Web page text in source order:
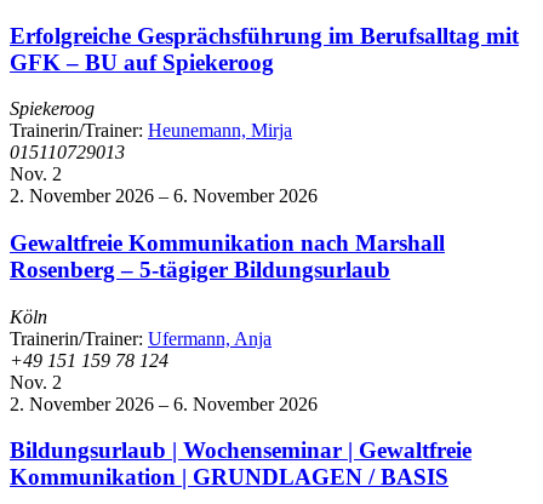
Erfolgreiche Gesprächsführung im Berufsalltag mit
GFK – BU auf Spiekeroog
Spiekeroog
Trainerin/Trainer: Heunemann, Mirja
015110729013
Nov. 2
2. November 2026 – 6. November 2026
Gewaltfreie Kommunikation nach Marshall
Rosenberg – 5-tägiger Bildungsurlaub
Köln
Trainerin/Trainer: Ufermann, Anja
+49 151 159 78 124
Nov. 2
2. November 2026 – 6. November 2026
Bildungsurlaub | Wochenseminar | Gewaltfreie
Kommunikation | GRUNDLAGEN / BASIS